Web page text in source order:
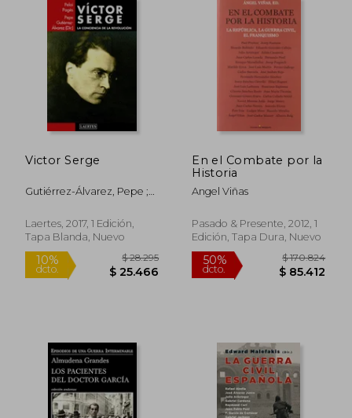
10%
dcto.
$ 62.400 50%
dcto.
Victor Serge
Gutiérrez-Álvarez, Pepe ;
Laertes, 2017, 1 Edición,
Tapa Blanda, Nuevo
En el Combate por la
Historia
Angel Viñas
Pasado & Presente, 2012, 1
Edición, Tapa Dura, Nuevo